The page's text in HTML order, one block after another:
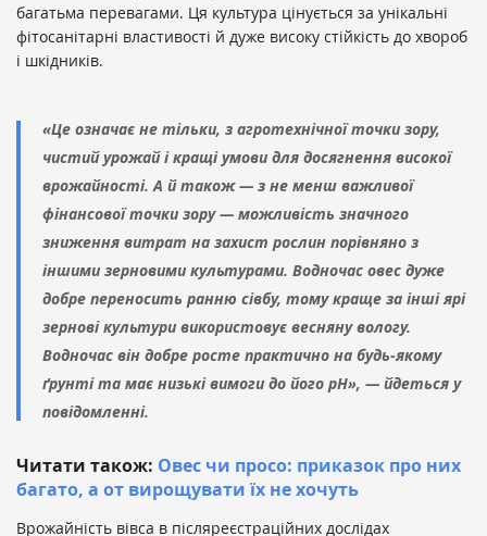
багатьма перевагами. Ця культура цінується за унікальні
фітосанітарні властивості й дуже високу стійкість до хвороб
і шкідників.
«Це означає не тільки, з агротехнічної точки зору,
чистий урожай і кращі умови для досягнення високої
врожайності. А й також — з не менш важливої ​​
фінансової точки зору — можливість значного
зниження витрат на захист рослин порівняно з
іншими зерновими культурами. Водночас овес дуже
добре переносить ранню сівбу, тому краще за інші ярі
зернові культури використовує весняну вологу.
Водночас він добре росте практично на будь-якому
ґрунті та має низькі вимоги до його pH», — йдеться у
повідомленні.
Читати також: Овес чи просо: приказок про них
багато, а от вирощувати їх не хочуть
Врожайність вівса в післяреєстраційних дослідах